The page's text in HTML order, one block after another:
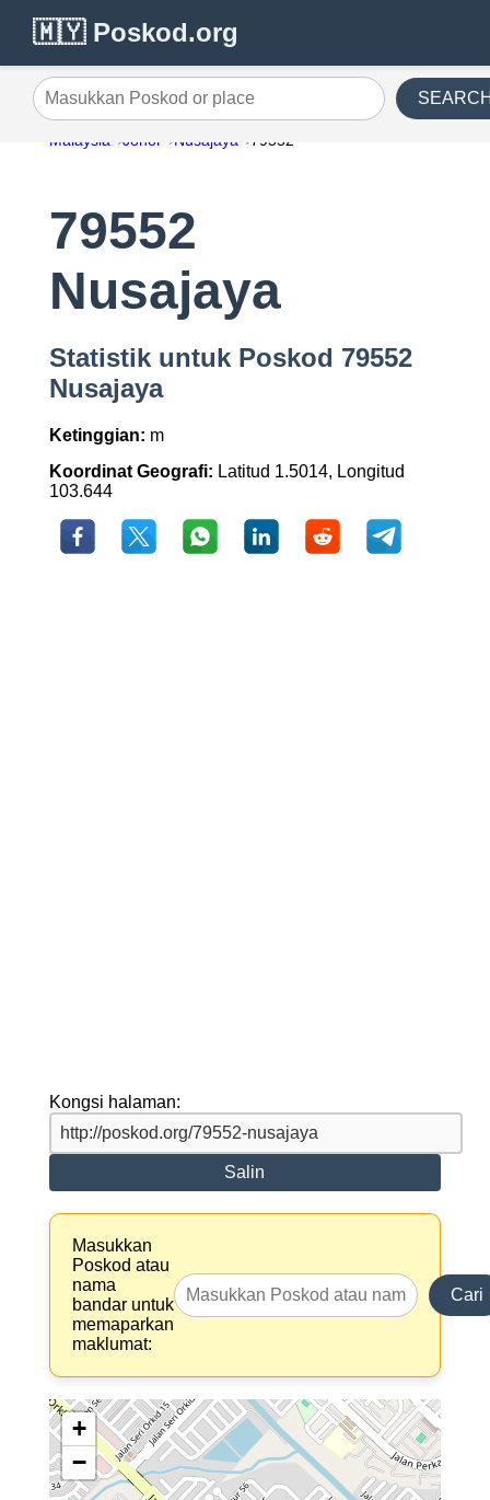
🇲🇾 Poskod.org
Masukkan Poskod or place
Malaysia Johor Nusajaya 79552
79552
Nusajaya
Statistik untuk Poskod 79552
Nusajaya
Ketinggian: m
Koordinat Geografi: Latitud 1.5014, Longitud
103.644
Kongsi halaman:
Salin
Masukkan
Poskod atau
nama
bandar untuk
memaparkan
maklumat:
Cari
+
−